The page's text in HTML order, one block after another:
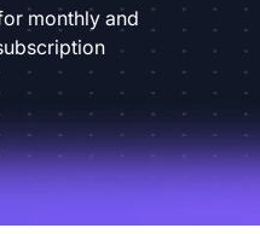
monthly and